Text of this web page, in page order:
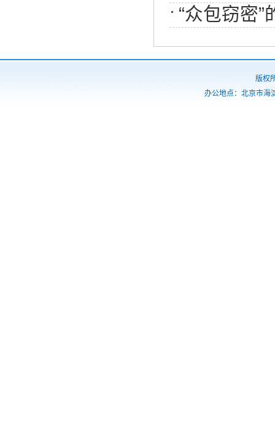
“众包窃密”
版权
办公地点：北京市海